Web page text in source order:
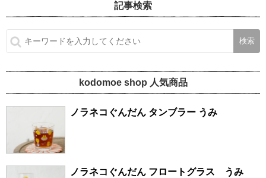
記事検索
kodomoe shop 人気商品
ノラネコぐんだん タンブラー うみ
ノラネコぐんだん フロートグラス うみ